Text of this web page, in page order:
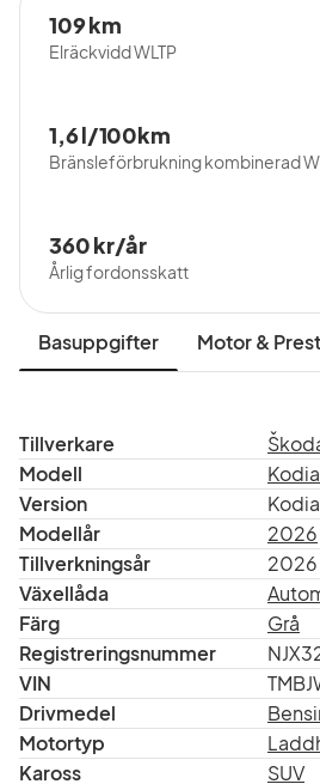
Elräckvidd WLTP
109 km
Bränsleförbrukning kombinerad
1,6 l/100km
Årlig fordonsskatt
360 kr/år
Basuppgifter Motor &
Tillverkare
Modell
Version
Modellår
2026
Tillverkningsår
2026
Växellåda
Färg
Grå
Registreringsnummer
VIN
Drivmedel
Motortyp
Kaross
SUV